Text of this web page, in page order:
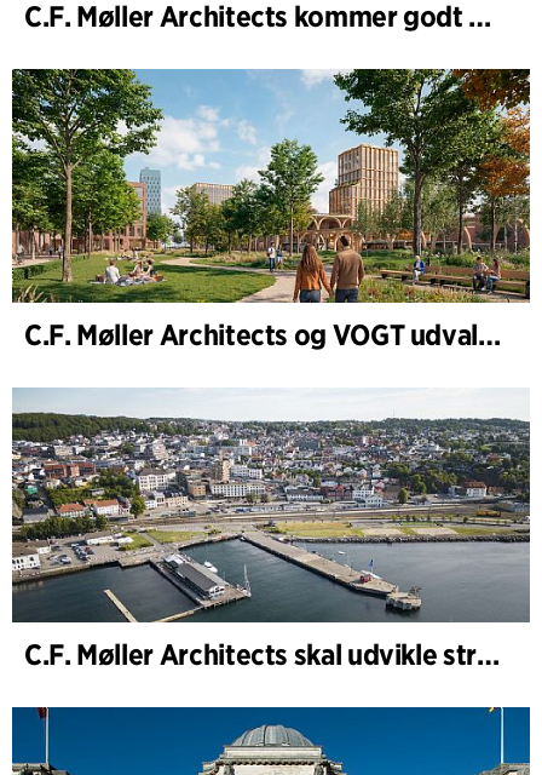
C.F. Møller Architects kommer godt ud af 2025
C.F. Møller Architects og VOGT udvalgt til at forme fremtidens Hamburg-Altona
C.F. Møller Architects skal udvikle strategien for ”Knutepunkt Larvik og indre havn”